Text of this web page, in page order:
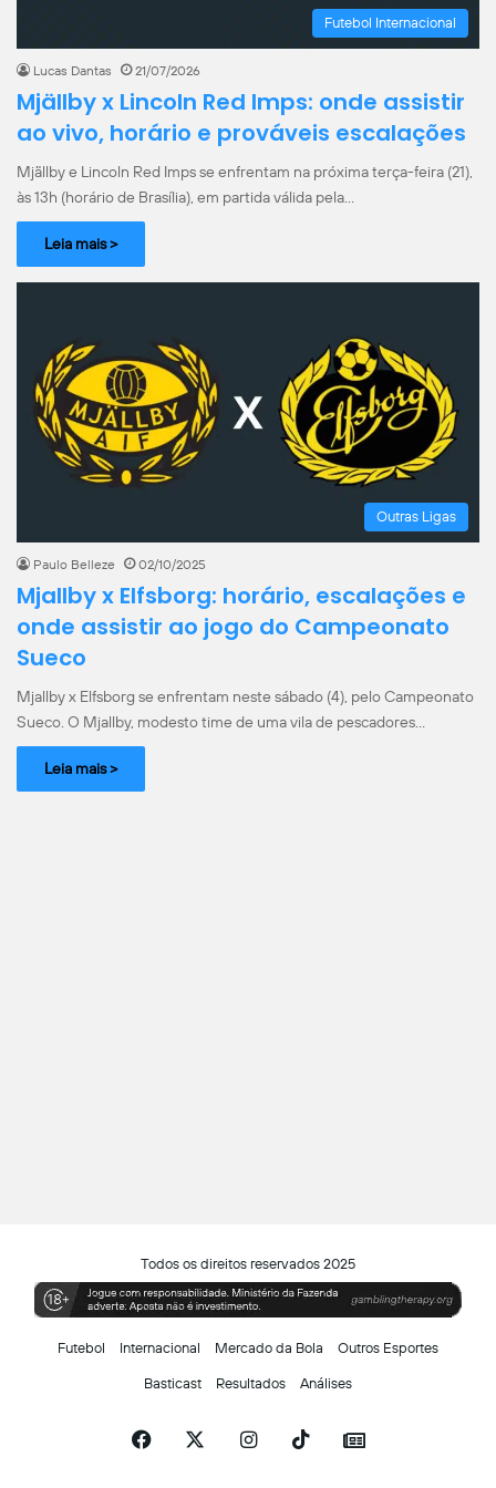
Futebol Internacional
Lucas Dantas 21/07/2026
Mjällby x Lincoln Red Imps: onde assistir
ao vivo, horário e prováveis escalações
Mjällby e Lincoln Red Imps se enfrentam na próxima terça-feira (21),
às 13h (horário de Brasília), em partida válida pela…
Leia mais >
Outras Ligas
Paulo Belleze 02/10/2025
Mjallby x Elfsborg: horário, escalações e
onde assistir ao jogo do Campeonato
Sueco
Mjallby x Elfsborg se enfrentam neste sábado (4), pelo Campeonato
Sueco. O Mjallby, modesto time de uma vila de pescadores…
Leia mais >
Todos os direitos reservados 2025
Futebol Internacional Mercado da Bola Outros Esportes
Basticast Resultados Análises
Facebook InstagramTikTokSiga-